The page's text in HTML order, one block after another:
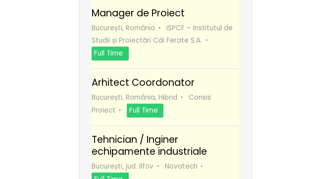
Manager de Proiect
București, România
ISPCF – Institutul de
Studii și Proiectări Căi Ferate S.A.
Full Time
Arhitect Coordonator
București, România, Hibrid
Consis
Proiect
Full Time
Tehnician / Inginer
echipamente industriale
București, jud. Ilfov
Novatech